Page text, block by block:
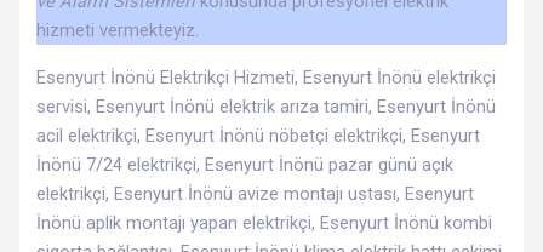
hizmeti vermekteyiz.
Esenyurt İnönü Elektrikçi Hizmeti, Esenyurt İnönü elektrikçi
servisi, Esenyurt İnönü elektrik arıza tamiri, Esenyurt İnönü
acil elektrikçi, Esenyurt İnönü nöbetçi elektrikçi, Esenyurt
İnönü 7/24 elektrikçi, Esenyurt İnönü pazar günü açık
elektrikçi, Esenyurt İnönü avize montajı ustası, Esenyurt
İnönü aplik montajı yapan elektrikçi, Esenyurt İnönü kombi